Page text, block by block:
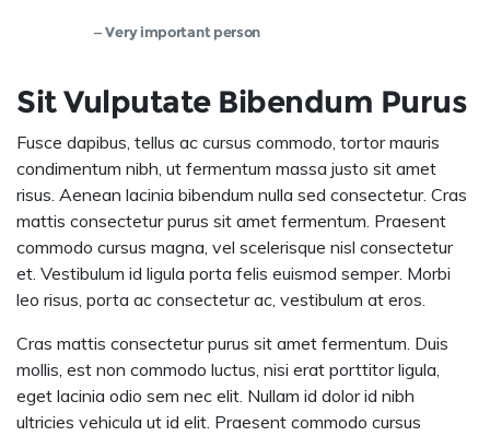
Very important person
Sit Vulputate Bibendum Purus
Fusce dapibus, tellus ac cursus commodo, tortor mauris
condimentum nibh, ut fermentum massa justo sit amet
risus. Aenean lacinia bibendum nulla sed consectetur. Cras
mattis consectetur purus sit amet fermentum. Praesent
commodo cursus magna, vel scelerisque nisl consectetur
et. Vestibulum id ligula porta felis euismod semper. Morbi
leo risus, porta ac consectetur ac, vestibulum at eros.
Cras mattis consectetur purus sit amet fermentum. Duis
mollis, est non commodo luctus, nisi erat porttitor ligula,
eget lacinia odio sem nec elit. Nullam id dolor id nibh
ultricies vehicula ut id elit. Praesent commodo cursus